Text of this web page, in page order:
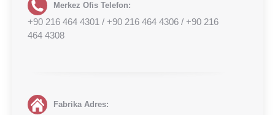
Merkez Ofis Telefon:
+90 216 464 4301 / +90 216 464 4306 / +90 216
464 4308‬
Fabrika Adres: